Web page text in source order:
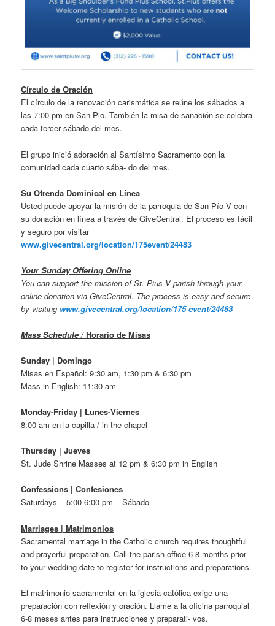
Círculo de Oración
El círculo de la renovación carismática se reúne los sábados a
las 7:00 pm en San Pio. También la misa de sanación se celebra
cada tercer sábado del mes.
El grupo inició adoración al Santísimo Sacramento con la
comunidad cada cuarto sába- do del mes.
Su Ofrenda Dominical en Línea
Usted puede apoyar la misión de la parroquia de San Pío V con
su donación en línea a través de GiveCentral. El proceso es fácil
y seguro por visitar
www.givecentral.org/location/175event/24483
Your Sunday Offering Online
You can support the mission of St. Pius V parish through your
online donation via GiveCentral. The process is easy and secure
by visiting www.givecentral.org/location/175 event/24483
Mass Schedule /Horario de Misas
Sunday | Domingo
Misas en Español: 9:30 am, 1:30 pm & 6:30 pm
Mass in English: 11:30 am
Monday-Friday | Lunes-Viernes
8:00 am en la capilla / in the chapel
Thursday | Jueves
St. Jude Shrine Masses at 12 pm & 6:30 pm in English
Confessions |Confesiones
Saturdays – 5:00-6:00 pm – Sábado
Marriages | Matrimonios
Sacramental marriage in the Catholic church requires thoughtful
and prayerful preparation. Call the parish office 6-8 months prior
to your wedding date to register for instructions and preparations.
El matrimonio sacramental en la iglesia católica exige una
preparación con reflexión y oración. Llame a la oficina parroquial
6-8 meses antes para instrucciones y preparati- vos.